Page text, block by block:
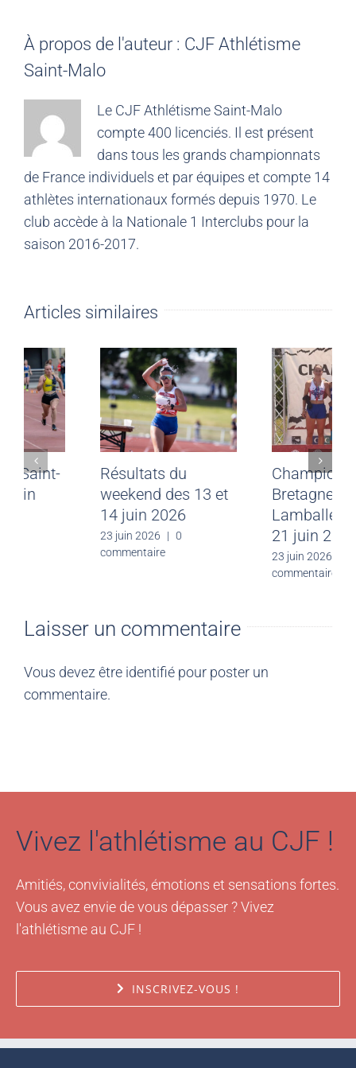
À propos de l'auteur : CJF Athlétisme
Saint-Malo
Le CJF Athlétisme Saint-Malo
compte 400 licenciés. Il est présent
dans tous les grands championnats
de France individuels et par équipes et compte 14
athlètes internationaux formés depuis 1970. Le
club accède à la Nationale 1 Interclubs pour la
saison 2016-2017.
Articles similaires
Meeting CJF Saint-
Malo du 28 juin
0
Résultats du
weekend des 13 et
14 juin 2026
0
Laisser un commentaire
commentaire.
Vivez l'athlétisme au CJF !
Vous avez envie de vous dépasser ? Vivez
l'athlétisme au CJF !
INSCRIVEZ-VOUS !